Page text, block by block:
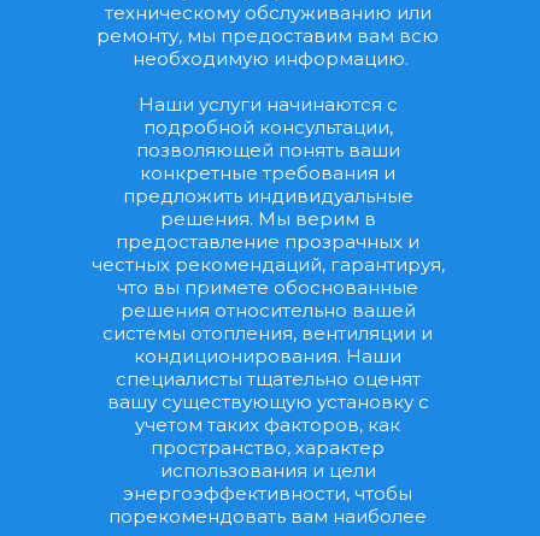
техническому обслуживанию или
ремонту, мы предоставим вам всю
необходимую информацию.
Наши услуги начинаются с
подробной консультации,
позволяющей понять ваши
конкретные требования и
предложить индивидуальные
решения. Мы верим в
предоставление прозрачных и
честных рекомендаций, гарантируя,
что вы примете обоснованные
решения относительно вашей
системы отопления, вентиляции и
кондиционирования. Наши
специалисты тщательно оценят
вашу существующую установку с
учетом таких факторов, как
пространство, характер
использования и цели
энергоэффективности, чтобы
порекомендовать вам наиболее